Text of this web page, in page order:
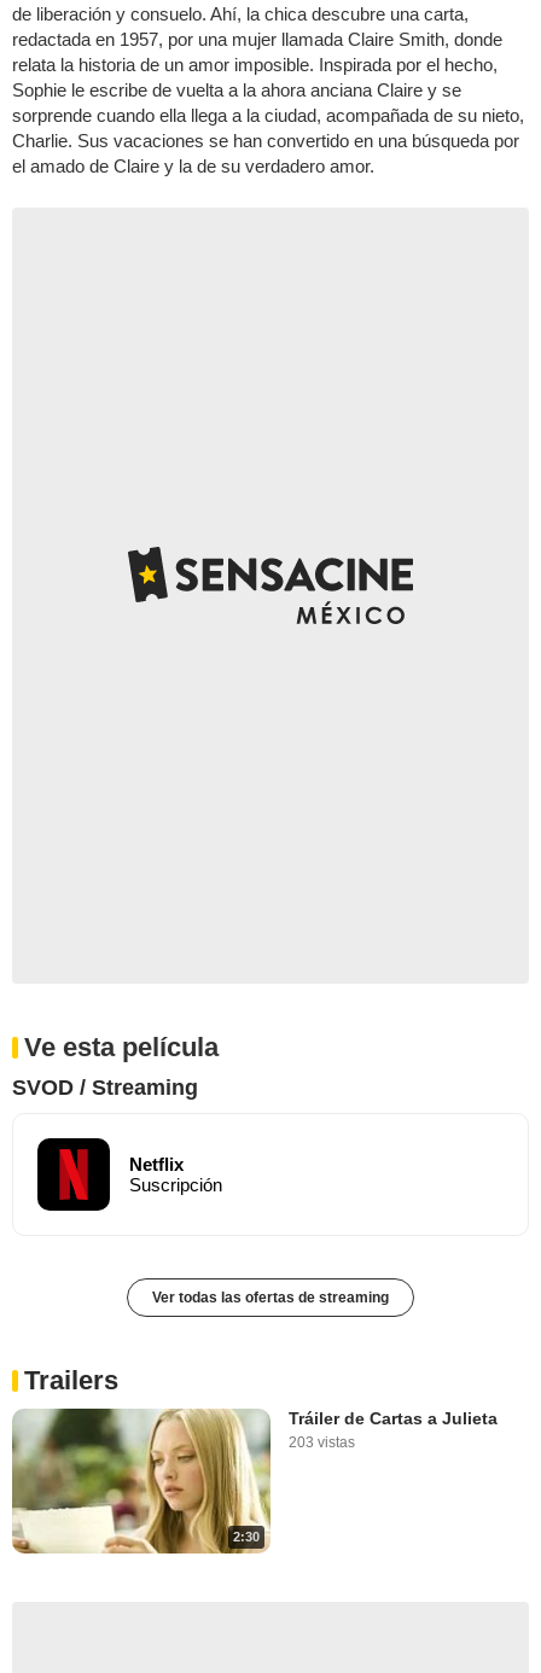
de liberación y consuelo. Ahí, la chica descubre una carta,
redactada en 1957, por una mujer llamada Claire Smith, donde
relata la historia de un amor imposible. Inspirada por el hecho,
Sophie le escribe de vuelta a la ahora anciana Claire y se
sorprende cuando ella llega a la ciudad, acompañada de su nieto,
Charlie. Sus vacaciones se han convertido en una búsqueda por
el amado de Claire y la de su verdadero amor.
Ve esta película
SVOD / Streaming
Netflix
Suscripción
Ver todas las ofertas de streaming
Trailers
2:30
Tráiler de Cartas a Julieta
203 vistas